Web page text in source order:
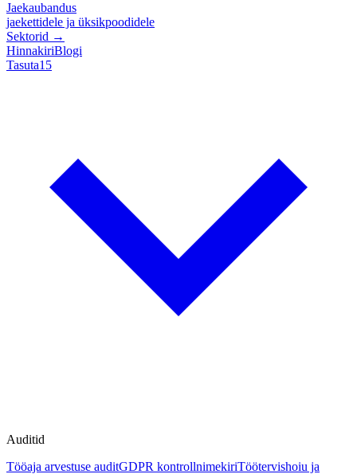
Jaekaubandus
jaekettidele ja üksikpoodidele
Sektorid →
HinnakiriBlogi
Tasuta15
Auditid
Tööaja arvestuse auditGDPR kontrollnimekiriTöötervishoiu ja